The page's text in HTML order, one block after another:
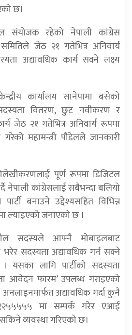
छ।
संयोजक रहेको नेपाली कांग्रेस
जेठ २१ गतेभित्र अनिवार्य
अद्यावधिक कार्य सक्ने लक्ष्य
कार्यालय सानेपामा बसेको
वितरण, छुट नवीकरण र
जेठ २१ गतेभित्र अनिवार्य रूपमा
गरेको महामन्त्री पौडेलले जानकारी
पूर्ण रूपमा डिजिटल
नेपाली कांग्रेसलाई सबैभन्दा बलियो
बनाउने उद्देश्यसहित विभिन्न
ल्याइएको जनाएको छ ।
सदस्यले आफ्नै मोबाइलबाट
सदस्यता अद्यावधिक गर्न सक्ने
यसका लागि पार्टीको सदस्यता
आवेदन फारम’ उपलब्ध गराइएको
अद्यावधिक गर्दा कुनै
मा सम्पर्क गरेर एआई
व्यवस्था गरिएको छ।